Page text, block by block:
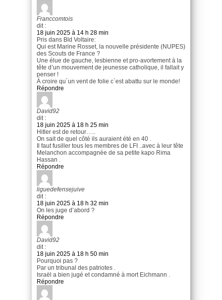
Franccomtois
dit :
18 juin 2025 à 14 h 28 min
Pris dans Bld Voltaire:
Qui est Marine Rosset, la nouvelle présidente (NUPES)
des Scouts de France ?
Une élue de gauche, lesbienne et pro-avortement à la
tête d’un mouvement de jeunesse catholique, il fallait y
penser !
Á croire qu´un vent de folie c´est abattu sur le monde!
Répondre
David92
dit :
18 juin 2025 à 18 h 25 min
Hitler est de retour…..
On sait de quel côté ils auraient été en 40 .
Il faut fusiller tous les membres de LFI ..avec à leur tête
Melanchon accompagnée de sa petite kapo Rima
Hassan .
Répondre
liguedefensejuive
dit :
18 juin 2025 à 18 h 32 min
On les juge d’abord ?
Répondre
David92
dit :
18 juin 2025 à 18 h 50 min
Pourquoi pas ?
Par un tribunal des patriotes .
Israël a bien jugé et condamné à mort Eichmann .
Répondre